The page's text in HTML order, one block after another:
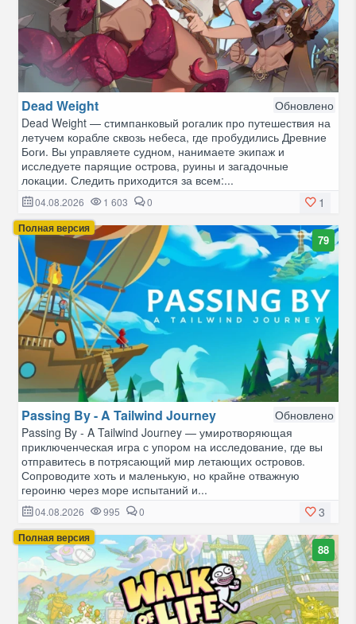
Dead Weight
Обновлено
Dead Weight — стимпанковый рогалик про путешествия на
летучем корабле сквозь небеса, где пробудились Древние
Боги. Вы управляете судном, нанимаете экипаж и
исследуете парящие острова, руины и загадочные
локации. Следить приходится за всем:...
1
04.08.2026 1 603 0
Полная версия
79
Passing By - A Tailwind Journey
Обновлено
Passing By - A Tailwind Journey — умиротворяющая
приключенческая игра с упором на исследование, где вы
отправитесь в потрясающий мир летающих островов.
Сопроводите хоть и маленькую, но крайне отважную
героиню через море испытаний и...
3
04.08.2026 995 0
Полная версия
88